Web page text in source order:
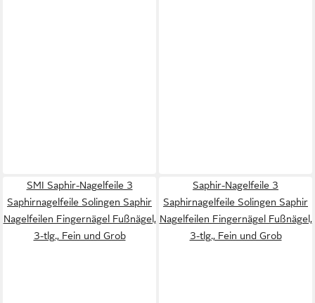
SMI Saphir-Nagelfeile 3
Saphirnagelfeile Solingen Saphir
Nagelfeilen Fingernägel Fußnägel,
3-tlg., Fein und Grob
Saphir-Nagelfeile 3
Saphirnagelfeile Solingen Saphir
Nagelfeilen Fingernägel Fußnägel,
3-tlg., Fein und Grob